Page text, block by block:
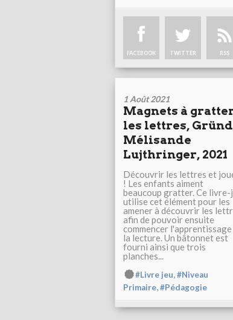
FACEBOOK TWITTER RSS
1 Août 2021
Magnets à
les lettres,
Mélisande
Lujthringer, 2021
Découvrir les lettres et
! Les enfants aiment
beaucoup gratter. Ce livre-
utilise cet élément pour les
amener à découvrir les
afin de pouvoir ensuite
commencer l'apprentissage
la lecture. Un bâtonnet est
fourni ainsi que trois
planches...
#Livre jeu #Niveau
Primaire,#Pédagogie